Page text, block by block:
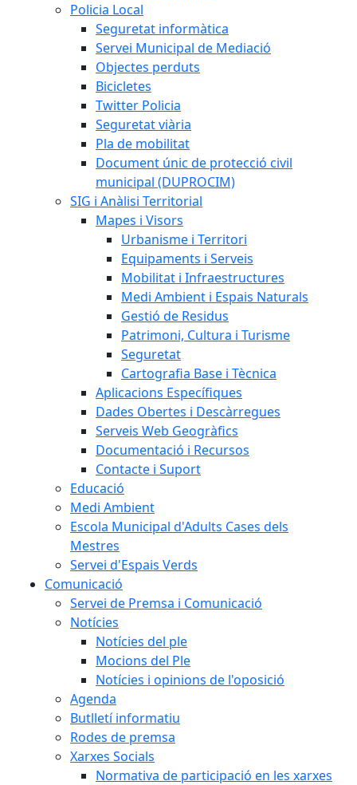
Policia Local
Seguretat informàtica
Servei Municipal de Mediació
Objectes perduts
Bicicletes
Twitter Policia
Seguretat viària
Pla de mobilitat
Document únic de protecció civil
municipal (DUPROCIM)
SIG i Anàlisi Territorial
Mapes i Visors
Urbanisme i Territori
Equipaments i Serveis
Mobilitat i Infraestructures
Medi Ambient i Espais Naturals
Gestió de Residus
Patrimoni, Cultura i Turisme
Seguretat
Cartografia Base i Tècnica
Aplicacions Específiques
Dades Obertes i Descàrregues
Serveis Web Geogràfics
Documentació i Recursos
Contacte i Suport
Educació
Medi Ambient
Escola Municipal d'Adults Cases dels
Mestres
Servei d'Espais Verds
Comunicació
Servei de Premsa i Comunicació
Notícies
Notícies del ple
Mocions del Ple
Notícies i opinions de l'oposició
Agenda
Butlletí informatiu
Rodes de premsa
Xarxes Socials
Normativa de participació en les xarxes